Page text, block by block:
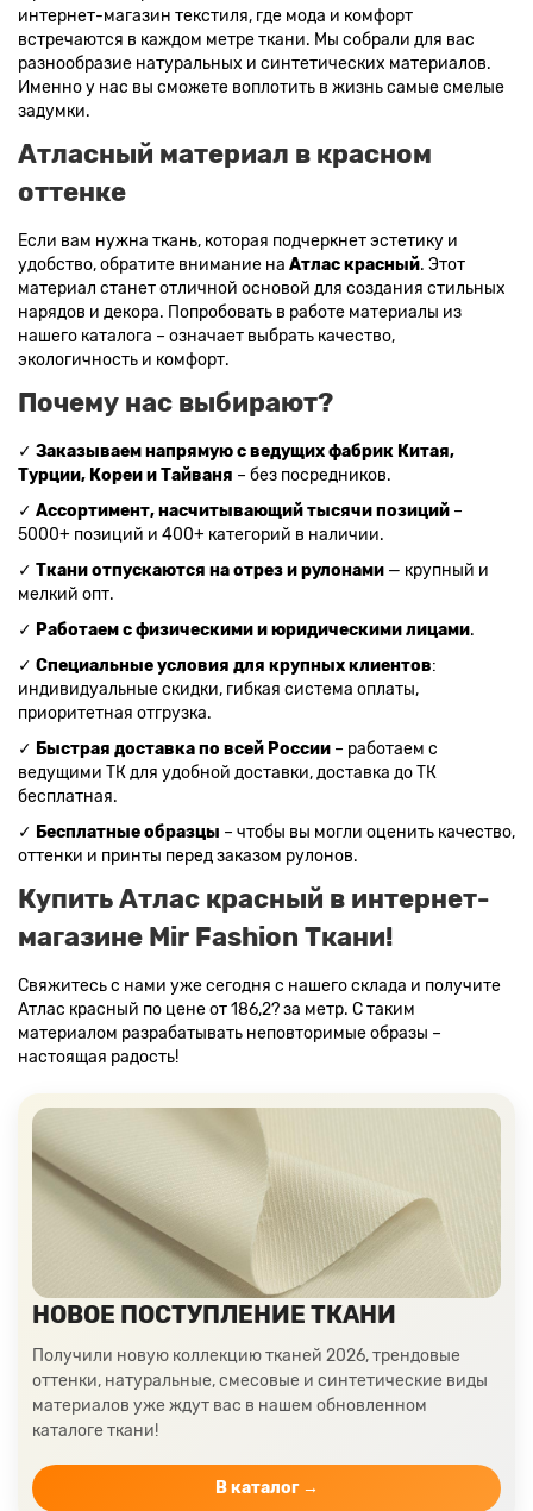
интернет-магазин текстиля, где мода и комфорт
встречаются в каждом метре ткани. Мы собрали для вас
разнообразие натуральных и синтетических материалов.
Именно у нас вы сможете воплотить в жизнь самые смелые
задумки.
Атласный материал в красном
оттенке
Если вам нужна ткань, которая подчеркнет эстетику и
удобство, обратите внимание на Атлас красный. Этот
материал станет отличной основой для создания стильных
нарядов и декора. Попробовать в работе материалы из
нашего каталога – означает выбрать качество,
экологичность и комфорт.
Почему нас выбирают?
✓ Заказываем напрямую с ведущих фабрик Китая,
Турции, Кореи и Тайваня – без посредников.
✓ Ассортимент, насчитывающий тысячи позиций –
5000+ позиций и 400+ категорий в наличии.
✓ Ткани отпускаются на отрез и рулонами — крупный и
мелкий опт.
✓ Работаем с физическими и юридическими лицами.
✓ Специальные условия для крупных клиентов:
индивидуальные скидки, гибкая система оплаты,
приоритетная отгрузка.
✓ Быстрая доставка по всей России – работаем с
ведущими ТК для удобной доставки, доставка до ТК
бесплатная.
✓ Бесплатные образцы – чтобы вы могли оценить качество,
оттенки и принты перед заказом рулонов.
Купить Атлас красный в интернет-
магазине Mir Fashion Ткани!
Свяжитесь с нами уже сегодня с нашего склада и получите
Атлас красный по цене от 186,2? за метр. С таким
материалом разрабатывать неповторимые образы –
настоящая радость!
НОВОЕ ПОСТУПЛЕНИЕ ТКАНИ
Получили новую коллекцию тканей 2026, трендовые
оттенки, натуральные, смесовые и синтетические виды
материалов уже ждут вас в нашем обновленном
каталоге ткани!
В каталог →